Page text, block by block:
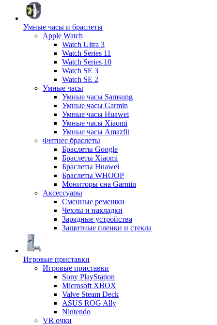
Умные часы и браслеты
Apple Watch
Watch Ultra 3
Watch Series 11
Watch Series 10
Watch SE 3
Watch SE 2
Умные часы
Умные часы Samsung
Умные часы Garmin
Умные часы Huawei
Умные часы Xiaomi
Умные часы Amazfit
Фитнес браслеты
Браслеты Google
Браслеты Xiaomi
Браслеты Huawei
Браслеты WHOOP
Мониторы сна Garmin
Аксессуары
Сменные ремешки
Чехлы и накладки
Зарядные устройства
Защитные пленки и стекла
Игровые приставки
Игровые приставки
Sony PlayStation
Microsoft XBOX
Valve Steam Deck
ASUS ROG Ally
Nintendo
VR очки